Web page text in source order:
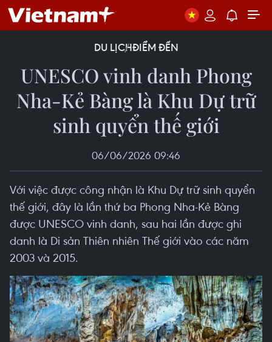
DU LỊCHĐIỂM ĐẾN
UNESCO vinh danh Phong
Nha-Kẻ Bàng là Khu Dự trữ
sinh quyển thế giới
06/06/2026 09:46
Với việc được công nhận là Khu Dự trữ sinh quyển
thế giới, đây là lần thứ ba Phong Nha-Kẻ Bàng
được UNESCO vinh danh, sau hai lần được ghi
danh là Di sản Thiên nhiên Thế giới vào các năm
2003 và 2015.